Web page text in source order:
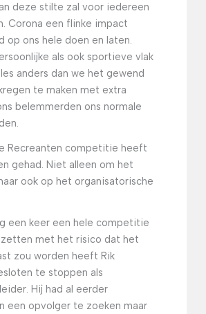
deze stilte zal voor iedereen
Corona een flinke impact
op ons hele doen en laten.
als ook sportieve vlak
anders dan we het gewend
te maken met extra
belemmerden ons normale
Recreanten competitie heeft
gehad. Niet alleen om het
ook op het organisatorische
een keer een hele competitie
zetten met het risico dat het
zou worden heeft Rik
te stoppen als
Hij had al eerder
een opvolger te zoeken maar